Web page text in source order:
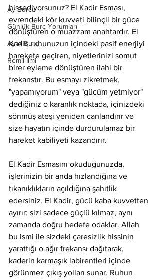
Ay Burcu
Günlük Burç Yorumları
Aylık Burç
Remil İlmi
hissediyorsunuz? El Kadir Esması,
evrendeki kör kuvveti bilinçli bir güce
dönüştüren o muazzam anahtardır. El
Kadir, ruhunuzun içindeki pasif enerjiyi
harekete geçiren, niyetlerinizi somut
birer eyleme dönüştüren ilahi bir
frekanstır. Bu esmayı zikretmek,
"yapamıyorum" veya "gücüm yetmiyor"
dediğiniz o karanlık noktada, içinizdeki
sönmüş ateşi yeniden canlandırır ve
size hayatın içinde durdurulamaz bir
hareket kabiliyeti kazandırır.
El Kadir Esmasını okuduğunuzda,
işlerinizin bir anda hızlandığına ve
tıkanıklıkların açıldığına şahitlik
edersiniz. El Kadir, gücü kaba kuvvetten
ayırır; sizi sadece güçlü kılmaz, aynı
zamanda doğru hedefe odaklar. Allah
bu ismi ile sizdeki çaresizlik hissinin
yarattığı o ağır frekansı dağıtarak,
kaderin karmaşık labirentleri içinde
görünmez çıkış yolları sunar. Ruhun